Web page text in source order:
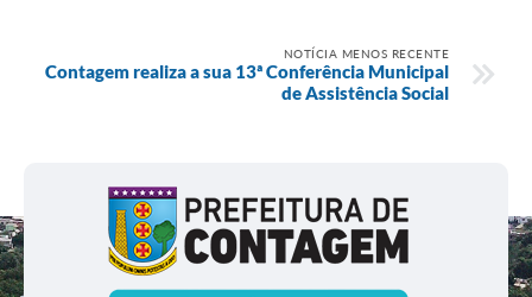
NOTÍCIA MENOS RECENTE
Contagem realiza a sua 13ª Conferência Municipal
de Assistência Social